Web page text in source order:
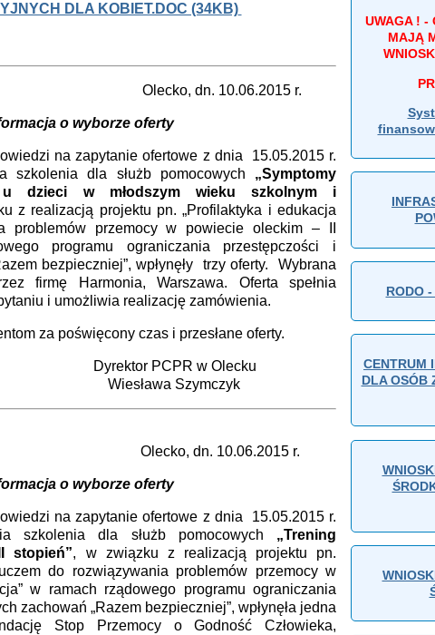
DLA KOBIET.DOC (34KB)
dn. 10.06.2015 r.
o wyborze oferty
na zapytanie ofertowe z dnia 15.05.2015 r.
szkolenia dla służb pomocowych „Symptomy
u dzieci w młodszym wieku szkolnym i
z realizacją projektu pn. „Profilaktyka i edukacja
problemów przemocy w powiecie oleckim – II
programu ograniczania przestępczości i
bezpieczniej”, wpłynęły trzy oferty. Wybrana
firmę Harmonia, Warszawa. Oferta spełnia
i umożliwia realizację zamówienia.
za poświęcony czas i przesłane oferty.
w Olecku
Szymczyk
dn. 10.06.2015 r.
o wyborze oferty
na zapytanie ofertowe z dnia 15.05.2015 r.
szkolenia dla służb pomocowych „Trening
stopień”, w związku z realizacją projektu pn.
do rozwiązywania problemów przemocy w
w ramach rządowego programu ograniczania
zachowań „Razem bezpieczniej”, wpłynęła jedna
Stop Przemocy o Godność Człowieka,
UWAGA ! -
MAJĄ
RODO
CENTRUM
DLA OSÓB